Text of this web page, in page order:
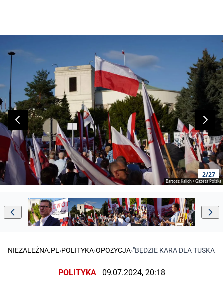
2/27
Bartosz Kalich / Gazeta Polska
Bartosz Kalich
NIEZALEŻNA.PL ›POLITYKA›OPOZYCJA›"BĘDZIE KARA DLA TUSKA I
POLITYKA 09.07.2024, 20:18